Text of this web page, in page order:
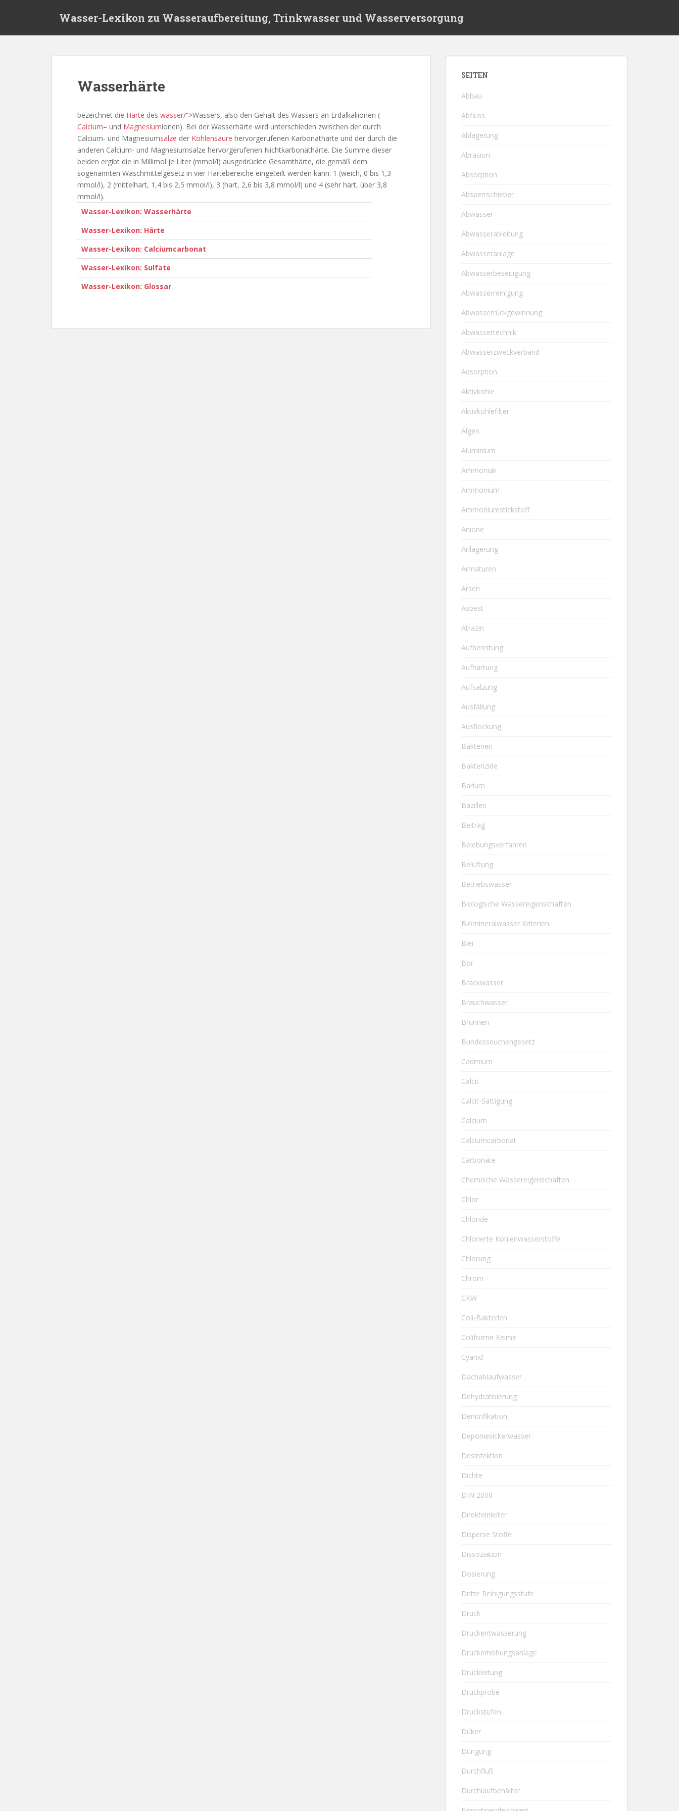
Wasser-Lexikon zu Wasseraufbereitung, Trinkwasser und Wasserversorgung
Wasserhärte
bezeichnet die Härte des wasser/“>Wassers, also den Gehalt des Wassers an Erdalkaliionen (
Calcium– und Magnesiumionen). Bei der Wasserhärte wird unterschieden zwischen der durch
Calcium- und Magnesiumsalze der Kohlensäure hervorgerufenen Karbonathärte und der durch die
anderen Calcium- und Magnesiumsalze hervorgerufenen Nichtkarbonathärte. Die Summe dieser
beiden ergibt die in Millimol je Liter (mmol/l) ausgedrückte Gesamthärte, die gemäß dem
sogenannten Waschmittelgesetz in vier Härtebereiche eingeteilt werden kann: 1 (weich, 0 bis 1,3
mmol/l), 2 (mittelhart, 1,4 bis 2,5 mmol/l), 3 (hart, 2,6 bis 3,8 mmol/l) und 4 (sehr hart, über 3,8
mmol/l).
Wasser-Lexikon: Wasserhärte
Wasser-Lexikon: Härte
Wasser-Lexikon: Calciumcarbonat
Wasser-Lexikon: Sulfate
Wasser-Lexikon: Glossar
SEITEN
Abbau
Abfluss
Ablagerung
Abrasion
Absorption
Absperrschieber
Abwasser
Abwasserableitung
Abwasseranlage
Abwasserbeseitigung
Abwasserreinigung
Abwasserrückgewinnung
Abwassertechnik
Abwasserzweckverband
Adsorption
Aktivkohle
Aktivkohlefilter
Algen
Aluminium
Ammoniak
Ammonium
Ammoniumstickstoff
Anione
Anlagerung
Armaturen
Arsen
Asbest
Atrazin
Aufbereitung
Aufhärtung
Aufsalzung
Ausfällung
Ausflockung
Bakterien
Bakterizide
Barium
Bazillen
Beitrag
Belebungsverfahren
Belüftung
Betriebswasser
Biologische Wassereigenschaften
Biomineralwasser Kriterien
Blei
Bor
Brackwasser
Brauchwasser
Brunnen
Bundesseuchengesetz
Cadmium
Calcit
Calcit-Sättigung
Calcium
Calciumcarbonat
Carbonate
Chemische Wassereigenschaften
Chlor
Chloride
Chlorierte Kohlenwasserstoffe
Chlorung
Chrom
CKW
Coli-Bakterien
Coliforme Keime
Cyanid
Dachablaufwasser
Dehydratisierung
Denitrifikation
Deponiesickerwasser
Desinfektion
Dichte
DIN 2000
Direkteinleiter
Disperse Stoffe
Dissoziation
Dosierung
Dritte Reinigungsstufe
Druck
Druckentwässerung
Druckerhöhungsanlage
Druckleitung
Druckprobe
Druckstufen
Düker
Düngung
Durchfluß
Durchlaufbehälter